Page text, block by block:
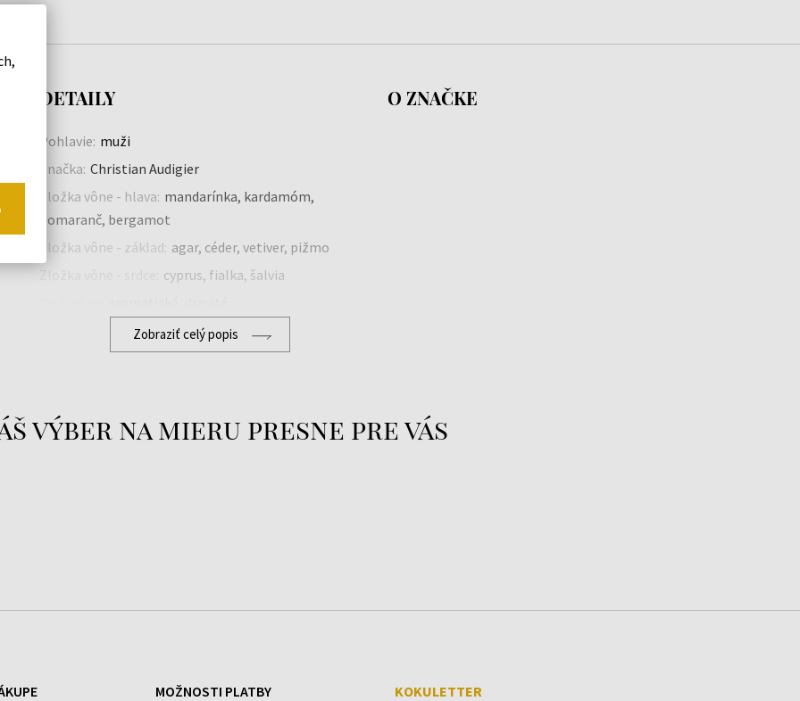
DETAILY
Pohlavie: muži
Značka: Christian Audigier
Zložka vône - hlava: mandarínka, kardamóm,
pomaranč, bergamot
Zložka vône - základ: agar, céder, vetiver, pižmo
Zložka vône - srdce:
cyprus, fialka, šalvia
O ZNAČKE
Zobraziť celý popis
výber na mieru presne pre vás
MOŽNOSTI PLATBY KOKULETTER